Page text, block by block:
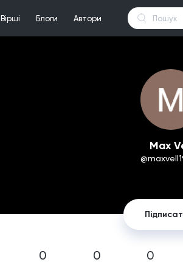
Вірші Блоги Автори
Max
0 0 0